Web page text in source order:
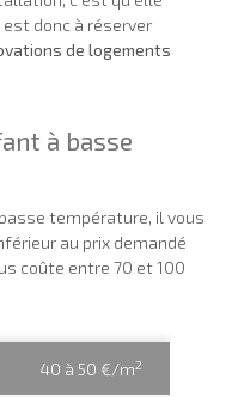
est donc à réserver
de logements
à basse
température, il vous
au prix demandé
coûte entre 70 et 100
40 à 50 €/m2